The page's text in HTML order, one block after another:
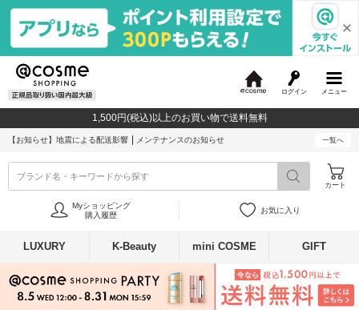
メニュー
ログイン
c
o
1,500円(税込)以上のお買い物で送料無料
【お知らせ】 地震による配送影響 メンテナンスのお知らせ 一覧へ
ブランド名・キーワードから探す
カート
Myショッピング
購入履歴
お気に入り
LUXURY K-Beauty mini COSME GIFT